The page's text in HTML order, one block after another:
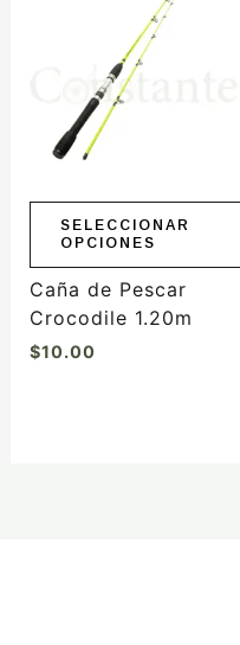
SELECCIONAR
OPCIONES
variantes.
opciones
elegir
la
página
producto
Caña de Pescar
Crocodile 1.20m
$10.00